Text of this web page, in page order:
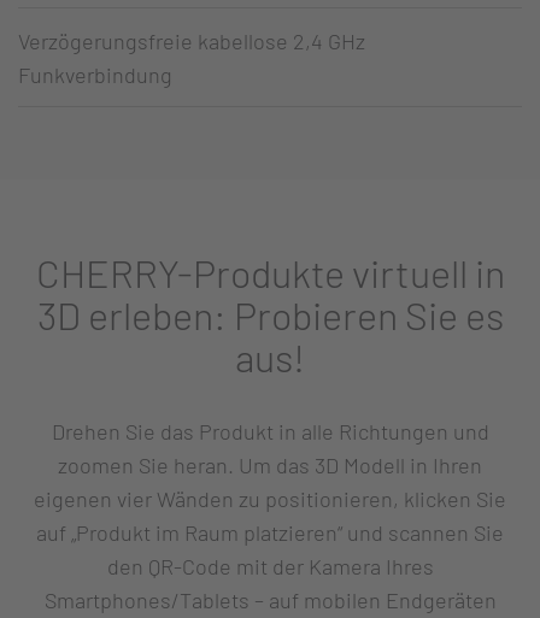
Verzögerungsfreie kabellose 2,4 GHz
Funkverbindung
CHERRY-Produkte virtuell in
3D erleben: Probieren Sie es
aus!
Drehen Sie das Produkt in alle Richtungen und
zoomen Sie heran. Um das 3D Modell in Ihren
eigenen vier Wänden zu positionieren, klicken Sie
auf „Produkt im Raum platzieren“ und scannen Sie
den QR-Code mit der Kamera Ihres
Smartphones/Tablets – auf mobilen Endgeräten